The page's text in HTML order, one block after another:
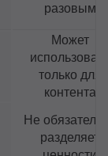
разовым
Может
только для
контента
Не
разделяет